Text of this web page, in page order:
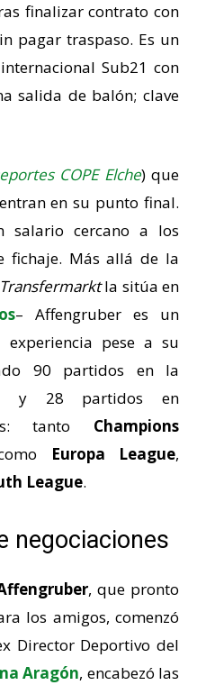
finalizar contrato con
pagar traspaso. Es un
Sub21 con
salida de balón; clave
COPE Elche) que
en su punto final.
salario cercano a los
fichaje. Más allá de la
Transfermarktla sitúa en
– Affengruber es un
pese a su
90 partidos en la
y 28 partidos en
tanto Champions
Europa League,
League.
negociaciones
, que pronto
los amigos, comenzó
Director Deportivo del
Aragón, encabezó las